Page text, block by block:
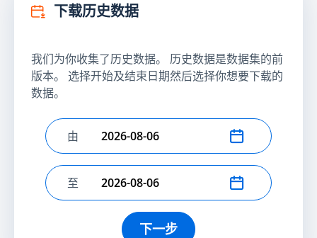
下载历史数据
我们为你收集了历史数据。 历史数据是数据集的前
版本。 选择开始及结束日期然后选择你想要下载的
数据。
选择开始日期
由
选择结束日期
至
下一步